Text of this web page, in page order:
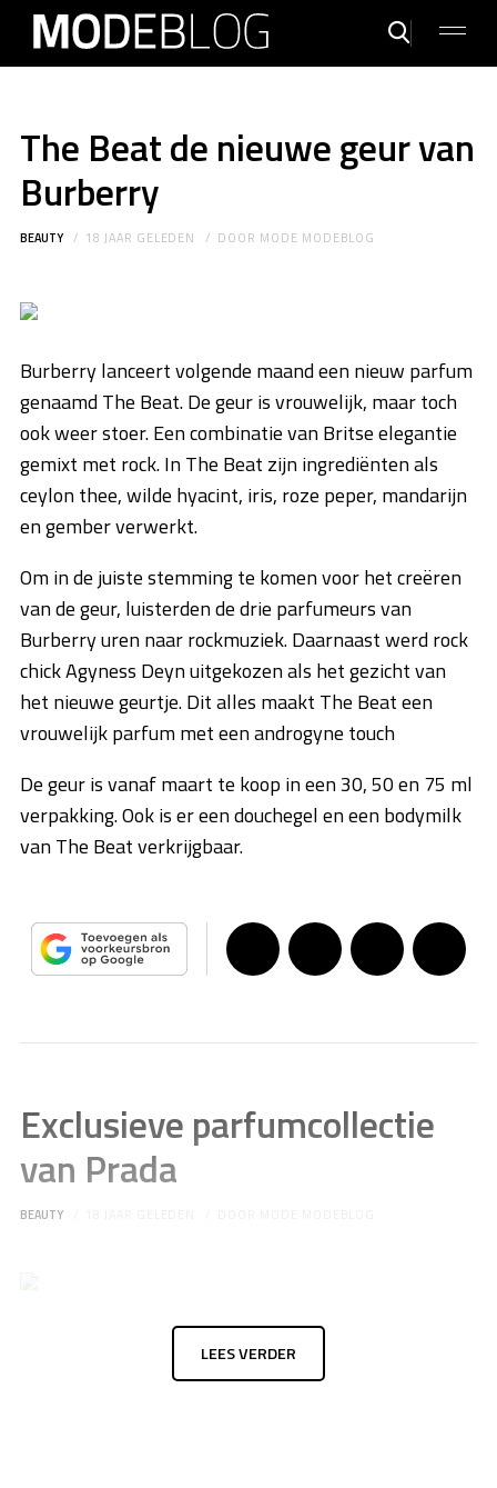
The Beat de nieuwe geur van
Burberry
BEAUTY 18 JAAR GELEDEN DOOR MODE MODEBLOG
Burberry lanceert volgende maand een nieuw parfum
genaamd The Beat. De geur is vrouwelijk, maar toch
ook weer stoer. Een combinatie van Britse elegantie
gemixt met rock. In The Beat zijn ingrediënten als
ceylon thee, wilde hyacint, iris, roze peper, mandarijn
en gember verwerkt.
Om in de juiste stemming te komen voor het creëren
van de geur, luisterden de drie parfumeurs van
Burberry uren naar rockmuziek. Daarnaast werd rock
chick Agyness Deyn uitgekozen als het gezicht van
het nieuwe geurtje. Dit alles maakt The Beat een
vrouwelijk parfum met een androgyne touch
De geur is vanaf maart te koop in een 30, 50 en 75 ml
verpakking. Ook is er een douchegel en een bodymilk
van The Beat verkrijgbaar.
Exclusieve parfumcollectie
van Prada
BEAUTY
LEES VERDER